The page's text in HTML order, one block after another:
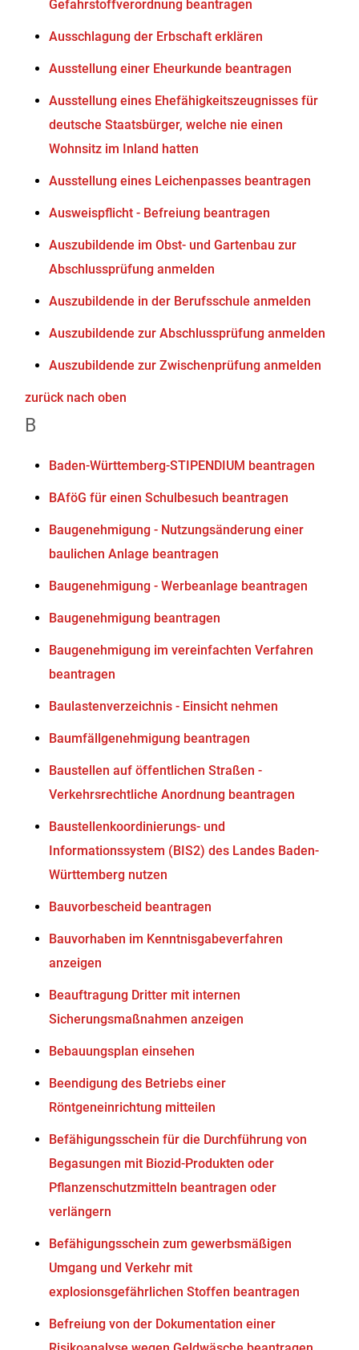
Gefahrstoffverordnung beantragen
Ausschlagung der Erbschaft erklären
Ausstellung einer Eheurkunde beantragen
Ausstellung eines Ehefähigkeitszeugnisses für
deutsche Staatsbürger, welche nie einen
Wohnsitz im Inland hatten
Ausstellung eines Leichenpasses beantragen
Ausweispflicht - Befreiung beantragen
Auszubildende im Obst- und Gartenbau zur
Abschlussprüfung anmelden
Auszubildende in der Berufsschule anmelden
Auszubildende zur Abschlussprüfung anmelden
Auszubildende zur Zwischenprüfung anmelden
zurück nach oben
B
Baden-Württemberg-STIPENDIUM beantragen
BAföG für einen Schulbesuch beantragen
Baugenehmigung - Nutzungsänderung einer
baulichen Anlage beantragen
Baugenehmigung - Werbeanlage beantragen
Baugenehmigung beantragen
Baugenehmigung im vereinfachten Verfahren
beantragen
Baulastenverzeichnis - Einsicht nehmen
Baumfällgenehmigung beantragen
Baustellen auf öffentlichen Straßen -
Verkehrsrechtliche Anordnung beantragen
Baustellenkoordinierungs- und
Informationssystem (BIS2) des Landes Baden-
Württemberg nutzen
Bauvorbescheid beantragen
Bauvorhaben im Kenntnisgabeverfahren
anzeigen
Beauftragung Dritter mit internen
Sicherungsmaßnahmen anzeigen
Bebauungsplan einsehen
Beendigung des Betriebs einer
Röntgeneinrichtung mitteilen
Befähigungsschein für die Durchführung von
Begasungen mit Biozid-Produkten oder
Pflanzenschutzmitteln beantragen oder
verlängern
Befähigungsschein zum gewerbsmäßigen
Umgang und Verkehr mit
explosionsgefährlichen Stoffen beantragen
Befreiung von der Dokumentation einer